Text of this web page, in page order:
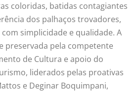
coloridas, batidas contagiantes
dos palhaços trovadores,
simplicidade e qualidade. A
preservada pela competente
de Cultura e apoio do
liderados pelas proativas
e Deginar Boquimpani,